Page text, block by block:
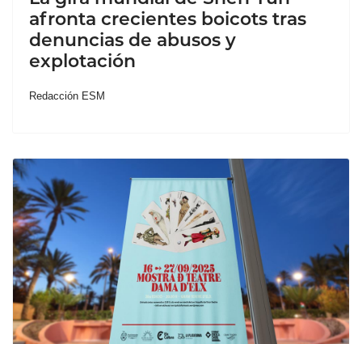
afronta crecientes boicots tras
denuncias de abusos y
explotación
Redacción ESM